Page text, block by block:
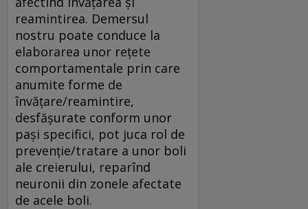
reamintirea. Demersul
nostru poate conduce la
elaborarea unor reţete
comportamentale prin care
anumite forme de
învăţare/reamintire,
desfăşurate conform unor
paşi specifici, pot juca rol de
prevenţie/tratare a unor boli
ale creierului, reparînd
neuronii din zonele afectate
de acele boli.